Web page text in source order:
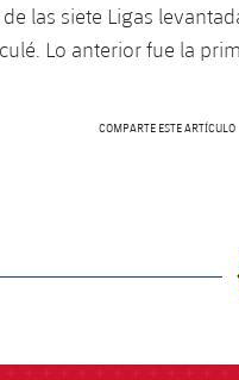
las siete Ligas
Lo anterior fue la
COMPARTE ESTE ARTÍCULO